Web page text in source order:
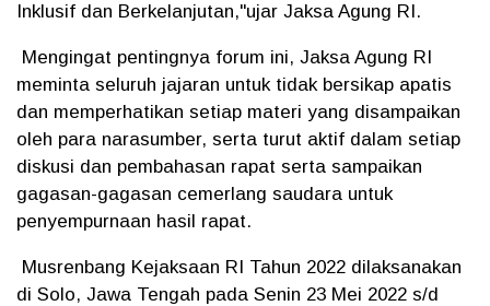
Inklusif dan Berkelanjutan,"ujar Jaksa Agung RI.
Mengingat pentingnya forum ini, Jaksa Agung RI
meminta seluruh jajaran untuk tidak bersikap apatis
dan memperhatikan setiap materi yang disampaikan
oleh para narasumber, serta turut aktif dalam setiap
diskusi dan pembahasan rapat serta sampaikan
gagasan-gagasan cemerlang saudara untuk
penyempurnaan hasil rapat.
Musrenbang Kejaksaan RI Tahun 2022 dilaksanakan
di Solo, Jawa Tengah pada Senin 23 Mei 2022 s/d